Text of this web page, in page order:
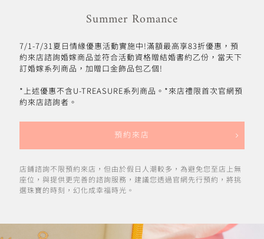
Summer Romance
7/1-7/31夏日情緣優惠活動實施中!滿額最高享83折優惠，預
約來店諮詢婚嫁商品並符合活動資格贈結婚書約乙份，當天下
訂婚嫁系列商品，加贈口金飾品包乙個!
*上述優惠不含U-TREASURE系列商品。*來店禮限首次官網預
約來店諮詢者。
預約來店
店鋪諮詢不限預約來店，但由於假日人潮較多，為避免您至店上無
座位，與提供更完善的諮詢服務，建議您透過官網先行預約，將挑
選珠寶的時刻，幻化成幸福時光。